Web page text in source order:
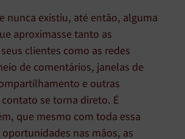
nunca existiu, até então, alguma
aproximasse tanto as
clientes como as redes
de comentários, janelas de
e outras
se torna direto. É
que mesmo com toda essa
nas mãos, as